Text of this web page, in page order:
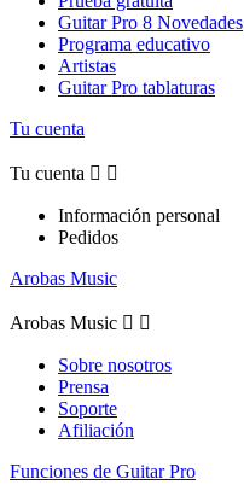
Guitar Pro 8 Novedades
Programa educativo
Artistas
Guitar Pro tablaturas
Tu cuenta
Tu cuenta  
Información personal
Pedidos
Arobas Music
Arobas Music  
Sobre nosotros
Prensa
Soporte
Afiliación
Funciones de Guitar Pro